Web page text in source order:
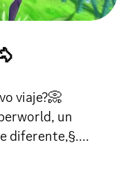
viaje?📀
un
diferente,§....